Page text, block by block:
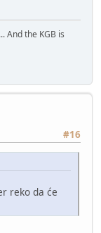
And the KGB is
#16
reko da će